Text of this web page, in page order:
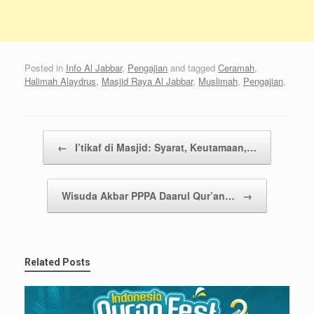
Posted in Info Al Jabbar, Pengajian and tagged Ceramah,
Halimah Alaydrus, Masjid Raya Al Jabbar, Muslimah, Pengajian.
← I’tikaf di Masjid: Syarat, Keutamaan,…
Wisuda Akbar PPPA Daarul Qur’an… →
Related Posts